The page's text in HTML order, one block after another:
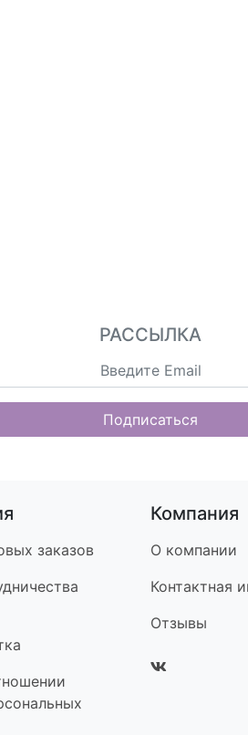
РАССЫЛКА
Подписаться
заказов
Компания
О компании
Контактная
Отзывы